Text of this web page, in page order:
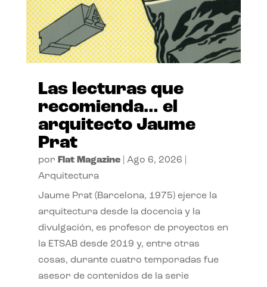
Las lecturas que
recomienda… el
arquitecto Jaume
Prat
por Flat Magazine| Ago 6, 2026
Arquitectura
Jaume Prat (Barcelona, 1975) ejerce la
arquitectura desde la docencia y la
divulgación, es profesor de proyectos en
la ETSAB desde 2019 y, entre otras
cosas, durante cuatro temporadas fue
asesor de contenidos de la serie